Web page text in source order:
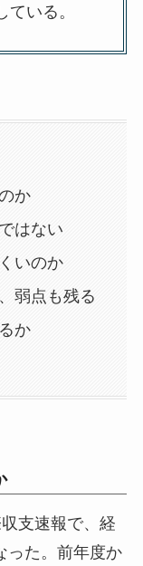
いる。
か
はない
いのか
弱点も残る
か
支速報で、経
った。前年度か